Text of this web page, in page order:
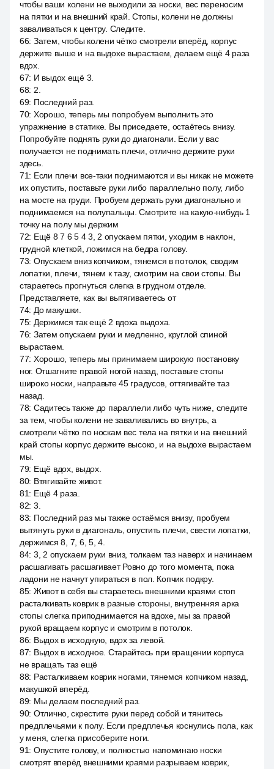
чтобы ваши колени не выходили за носки, вес переносим
на пятки и на внешний край. Стопы, колени не должны
заваливаться к центру. Следите.
66: Затем, чтобы колени чётко смотрели вперёд, корпус
держите выше и на выдохе вырастаем, делаем ещё 4 раза
вдох.
67: И выдох ещё 3.
68: 2.
69: Последний раз.
70: Хорошо, теперь мы попробуем выполнить это
упражнение в статике. Вы приседаете, остаётесь внизу.
Попробуйте поднять руки до диагонали. Если у вас
получается не поднимать плечи, отлично держите руки
здесь.
71: Если плечи все-таки поднимаются и вы никак не можете
их опустить, поставьте руки либо параллельно полу, либо
на мосте на груди. Пробуем держать руки диагонально и
поднимаемся на полупальцы. Смотрите на какую-нибудь 1
точку на полу мы держим
72: Ещё 8 7 6 5 4 3, 2 опускаем пятки, уходим в наклон,
грудной клеткой, ложимся на бедра голову.
73: Опускаем вниз копчиком, тянемся в потолок, сводим
лопатки, плечи, тянем к тазу, смотрим на свои стопы. Вы
стараетесь прогнуться слегка в грудном отделе.
Представляете, как вы вытягиваетесь от
74: До макушки.
75: Держимся так ещё 2 вдоха выдоха.
76: Затем опускаем руки и медленно, круглой спиной
вырастаем.
77: Хорошо, теперь мы принимаем широкую постановку
ног. Отшагните правой ногой назад, поставьте стопы
широко носки, направьте 45 градусов, оттягивайте таз
назад.
78: Садитесь также до параллели либо чуть ниже, следите
за тем, чтобы колени не заваливались во внутрь, а
смотрели чётко по носкам вес тела на пятки и на внешний
край стопы корпус держите высоко, и на выдохе вырастаем
мы.
79: Ещё вдох, выдох.
80: Втягивайте живот.
81: Ещё 4 раза.
82: 3.
83: Последний раз мы также остаёмся внизу, пробуем
вытянуть руки в диагональ, опустить плечи, свести лопатки,
держимся 8, 7, 6, 5, 4.
84: 3, 2 опускаем руки вниз, толкаем таз наверх и начинаем
расшагивать расшагивает Ровно до того момента, пока
ладони не начнут упираться в пол. Копчик подкру.
85: Живот в себя вы стараетесь внешними краями стоп
расталкивать коврик в разные стороны, внутренняя арка
стопы слегка приподнимается на вдохе, мы за правой
рукой вращаем корпус и смотрим в потолок.
86: Выдох в исходную, вдох за левой.
87: Выдох в исходное. Старайтесь при вращении корпуса
не вращать таз ещё
88: Расталкиваем коврик ногами, тянемся копчиком назад,
макушкой вперёд.
89: Мы делаем последний раз.
90: Отлично, скрестите руки перед собой и тянитесь
предплечьями к полу. Если предплечья коснулись пола, как
у меня, слегка присоберите ноги.
91: Опустите голову, и полностью напоминаю носки
смотрят вперёд внешними краями разрываем коврик,